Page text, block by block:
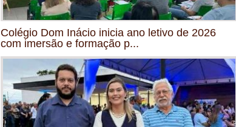
Colégio Dom Inácio inicia ano letivo de 2026
com imersão e formação p...